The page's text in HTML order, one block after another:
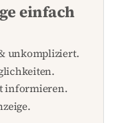
einfach
unkompliziert.
informieren.